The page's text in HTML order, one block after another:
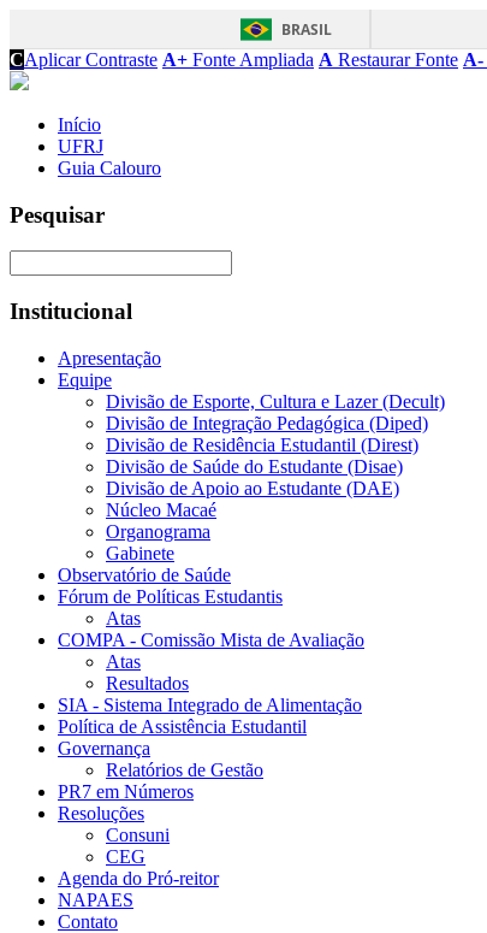
BRASIL
CAplicar Contraste A+ Fonte Ampliada A Restaurar Fonte A-
Início
UFRJ
Guia Calouro
Pesquisar
Institucional
Apresentação
Equipe
Divisão de Esporte, Cultura e Lazer (Decult)
Divisão de Integração Pedagógica (Diped)
Divisão de Residência Estudantil (Direst)
Divisão de Saúde do Estudante (Disae)
Divisão de Apoio ao Estudante (DAE)
Núcleo Macaé
Organograma
Gabinete
Observatório de Saúde
Fórum de Políticas Estudantis
Atas
COMPA - Comissão Mista de Avaliação
Atas
Resultados
SIA - Sistema Integrado de Alimentação
Política de Assistência Estudantil
Governança
Relatórios de Gestão
PR7 em Números
Resoluções
Consuni
CEG
Agenda do Pró-reitor
NAPAES
Contato